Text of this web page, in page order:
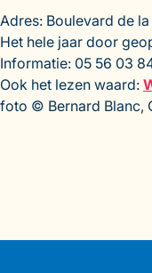
Adres: Boulevard de
Het hele jaar door
Informatie: 05 56 03
Ook het lezen waard:
foto © Bernard Blanc,